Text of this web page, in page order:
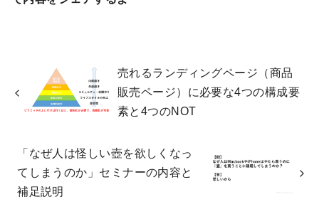
売れるランディングページ（商品
販売ページ）に必要な4つの構成要
素と4つのNOT
「なぜ人は怪しい壺を欲しくなっ
てしまうのか」セミナーの内容と
補足説明